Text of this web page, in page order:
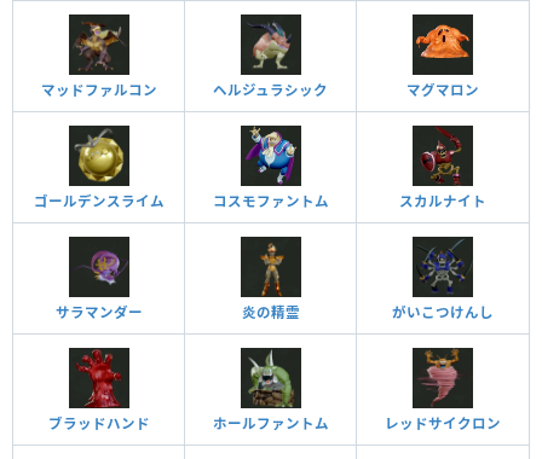
マッドファルコン ヘルジュラシック マグマロン
ゴールデンスライム コスモファントム スカルナイト
サラマンダー 炎の精霊 がいこつけんし
ブラッドハンド ホールファントム レッドサイクロン